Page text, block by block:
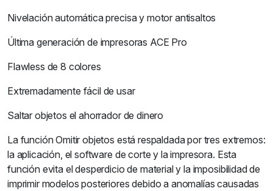
Nivelación automática precisa y motor antisaltos
Última generación de impresoras ACE Pro
Flawless de 8 colores
Extremadamente fácil de usar
Saltar objetos el ahorrador de dinero
La función Omitir objetos está respaldada por tres extremos:
la aplicación, el software de corte y la impresora. Esta
función evita el desperdicio de material y la imposibilidad de
imprimir modelos posteriores debido a anomalías causadas